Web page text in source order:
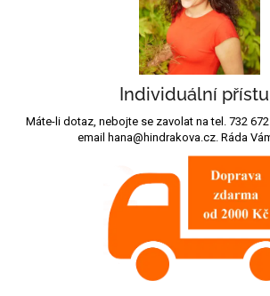
Individuální
Máte-li dotaz, nebojte se zavolat na tel. 732
email hana@hindrakova.cz. Ráda